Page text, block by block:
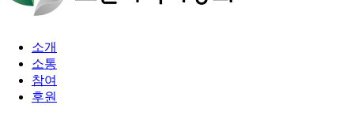
소개
소통
참여
후원